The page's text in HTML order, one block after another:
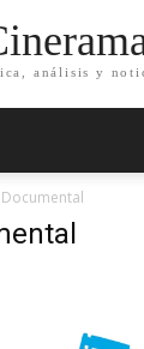
análisis y
Documental